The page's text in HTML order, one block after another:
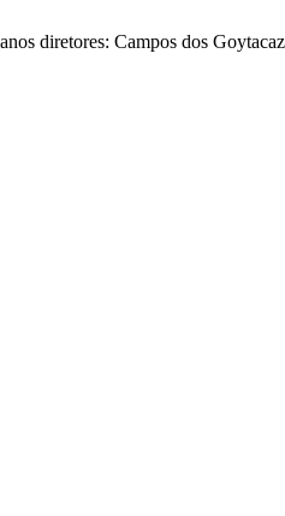
diretores: Campos dos